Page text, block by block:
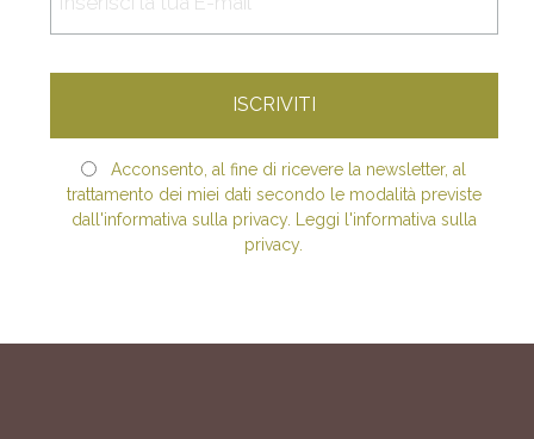
Acconsento, al fine di ricevere la newsletter, al
trattamento dei miei dati secondo le modalità previste
dall'informativa sulla privacy. Leggi l'informativa sulla
privacy.